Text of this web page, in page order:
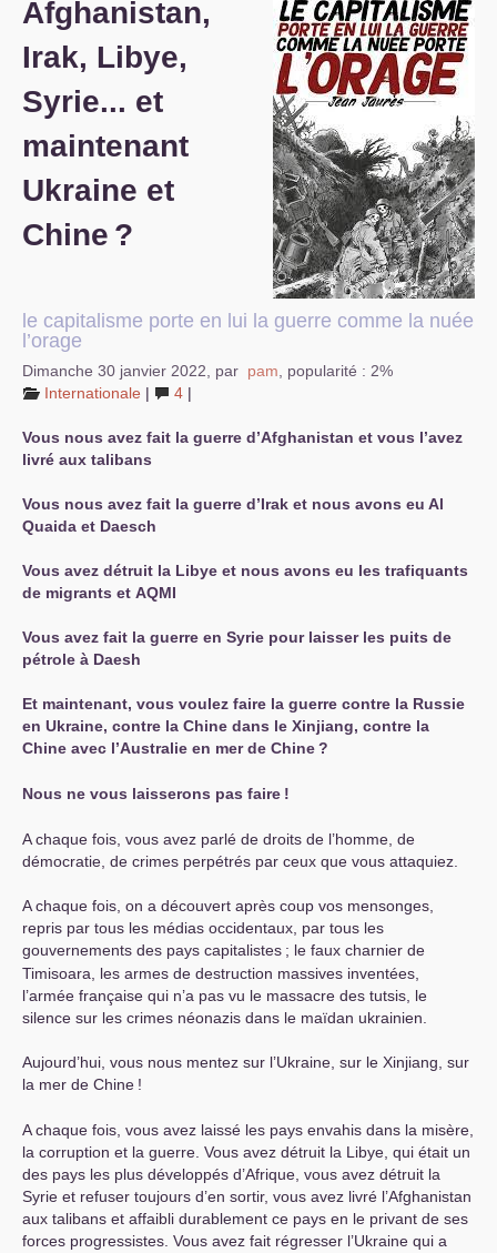
S’organiser
Comprendre...
Vie du site
Afghanistan,
Irak, Libye,
Syrie... et
maintenant
Ukraine et
Chine ?
le capitalisme porte en lui la guerre comme la nuée
l’orage
Dimanche 30 janvier 2022 par pam
popularité : 2%
Internationale | 4 |
Vous nous avez fait la guerre d’Afghanistan et vous l’avez
livré aux talibans
Vous nous avez fait la guerre d’Irak et nous avons eu Al
Quaida et Daesch
Vous avez détruit la Libye et nous avons eu les trafiquants
de migrants et AQMI
Vous avez fait la guerre en Syrie pour laisser les puits de
pétrole à Daesh
Et maintenant, vous voulez faire la guerre contre la Russie
en Ukraine, contre la Chine dans le Xinjiang, contre la
Chine avec l’Australie en mer de Chine?
Nous ne vous laisserons pas faire !
A chaque fois, vous avez parlé de droits de l’homme, de
démocratie, de crimes perpétrés par ceux que vous attaquiez.
A chaque fois, on a découvert après coup vos mensonges,
repris par tous les médias occidentaux, par tous les
gouvernements des pays capitalistes ; le faux charnier de
Timisoara, les armes de destruction massives inventées,
l’armée française qui n’a pas vu le massacre des tutsis, le
silence sur les crimes néonazis dans le maïdan ukrainien.
Aujourd’hui, vous nous mentez sur l’Ukraine, sur le Xinjiang, sur
la mer de Chine !
A chaque fois, vous avez laissé les pays envahis dans la misère,
la corruption et la guerre. Vous avez détruit la Libye, qui était un
des pays les plus développés d’Afrique, vous avez détruit la
Syrie et refuser toujours d’en sortir, vous avez livré l’Afghanistan
aux talibans et affaibli durablement ce pays en le privant de ses
forces progressistes. Vous avez fait régresser l’Ukraine qui a